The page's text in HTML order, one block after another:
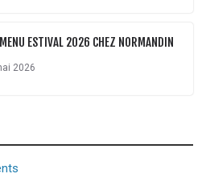
ESTIVAL 2026 CHEZ NORMANDIN
2026